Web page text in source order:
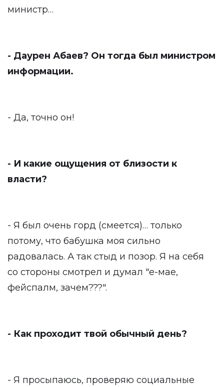
министр…
- Даурен Абаев? Он тогда был министром
информации.
- Да, точно он!
- И какие ощущения от близости к
власти?
- Я был очень горд (смеется)… только
потому, что бабушка моя сильно
радовалась. А так стыд и позор. Я на себя
со стороны смотрел и думал "е-мае,
фейспалм, зачем???".
- Как проходит твой обычный день?
- Я просыпаюсь, проверяю социальные